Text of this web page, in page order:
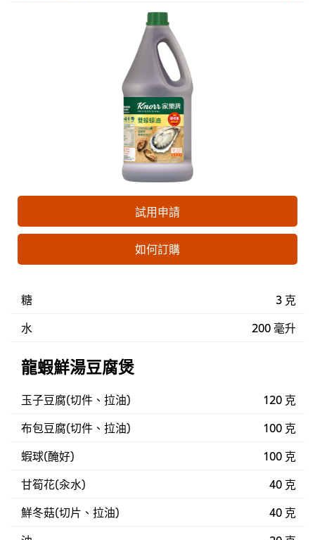
試用申請
如何訂購
糖
3 克
水
200 毫升
龍蝦鮮湯豆腐煲
玉子豆腐(切件、拉油)
120 克
布包豆腐(切件、拉油)
100 克
蝦球(醃好)
100 克
甘筍花(汆水)
40 克
鮮冬菇(切片、拉油)
40 克